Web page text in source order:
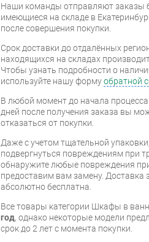
Наши команды отправляют заказы
имеющиеся на складе в
после совершения покупки.
Срок доставки до отдалённых
находящихся на складах
Чтобы узнать подробности о
используйте нашу формуобратной
В любой момент до начала
дней после получения заказа вы
отказаться от покупки.
Даже с учетом тщательной
подвергнуться повреждениям при
обнаружите любые повреждения
предоставим вам замену. Доставка
абсолютно бесплатна.
Все товары категории Шкафы в
год, однако некоторые модели
срок до 2 лет с момента покупки.